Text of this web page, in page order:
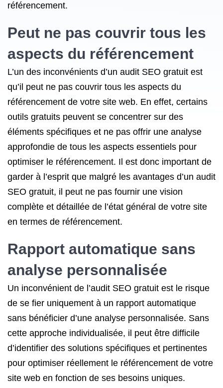
référencement.
Peut ne pas couvrir tous les
aspects du référencement
L’un des inconvénients d’un audit SEO gratuit est
qu’il peut ne pas couvrir tous les aspects du
référencement de votre site web. En effet, certains
outils gratuits peuvent se concentrer sur des
éléments spécifiques et ne pas offrir une analyse
approfondie de tous les aspects essentiels pour
optimiser le référencement. Il est donc important de
garder à l’esprit que malgré les avantages d’un audit
SEO gratuit, il peut ne pas fournir une vision
complète et détaillée de l’état général de votre site
en termes de référencement.
Rapport automatique sans
analyse personnalisée
Un inconvénient de l’audit SEO gratuit est le risque
de se fier uniquement à un rapport automatique
sans bénéficier d’une analyse personnalisée. Sans
cette approche individualisée, il peut être difficile
d’identifier des solutions spécifiques et pertinentes
pour optimiser réellement le référencement de votre
site web en fonction de ses besoins uniques.